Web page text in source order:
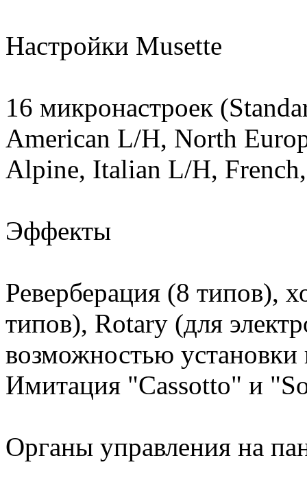
Настройки Musette
16 микронастроек
American L/H, North
Alpine, Italian L/H,
Эффекты
Реверберация (8 типов),
типов), Rotary (для
возможностью установки
Имитация "Cassotto" и
Органы управления на